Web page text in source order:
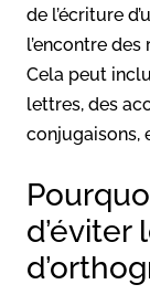
de l’écriture
l’encontre
Cela peut
lettres, des
conjugaisons,
d’éviter